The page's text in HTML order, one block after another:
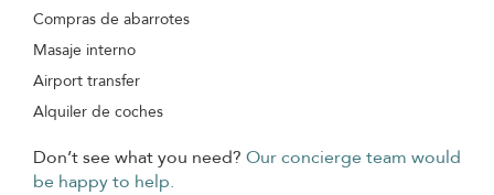
Compras de abarrotes
Masaje interno
Airport transfer
Alquiler de coches
Don’t see what you need? Our concierge team would
be happy to help.